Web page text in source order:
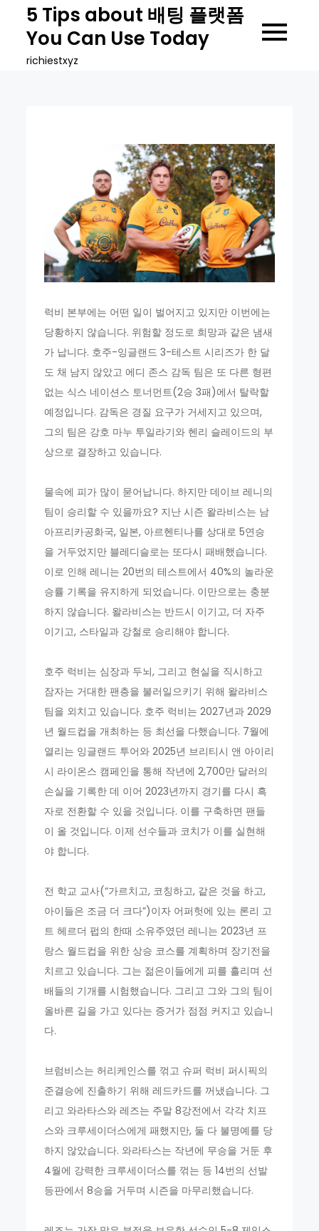
content
5 Tips about 배팅 플랫폼
You Can Use Today
richiestxyz
럭비 본부에는 어떤 일이 벌어지고 있지만 이번에는
당황하지 않습니다. 위험할 정도로 희망과 같은 냄새
가 납니다. 호주-잉글랜드 3-테스트 시리즈가 한 달
도 채 남지 않았고 에디 존스 감독 팀은 또 다른 형편
없는 식스 네이션스 토너먼트(2승 3패)에서 탈락할
예정입니다. 감독은 경질 요구가 거세지고 있으며,
그의 팀은 강호 마누 투일라기와 헨리 슬레이드의 부
상으로 결장하고 있습니다.
물속에 피가 많이 묻어납니다. 하지만 데이브 레니의
팀이 승리할 수 있을까요? 지난 시즌 왈라비스는 남
아프리카공화국, 일본, 아르헨티나를 상대로 5연승
을 거두었지만 블레디슬로는 또다시 패배했습니다.
이로 인해 레니는 20번의 테스트에서 40%의 놀라운
승률 기록을 유지하게 되었습니다. 이만으로는 충분
하지 않습니다. 왈라비스는 반드시 이기고, 더 자주
이기고, 스타일과 강철로 승리해야 합니다.
호주 럭비는 심장과 두뇌, 그리고 현실을 직시하고
잠자는 거대한 팬층을 불러일으키기 위해 왈라비스
팀을 외치고 있습니다. 호주 럭비는 2027년과 2029
년 월드컵을 개최하는 등 최선을 다했습니다. 7월에
열리는 잉글랜드 투어와 2025년 브리티시 앤 아이리
시 라이온스 캠페인을 통해 작년에 2,700만 달러의
손실을 기록한 데 이어 2023년까지 경기를 다시 흑
자로 전환할 수 있을 것입니다. 이를 구축하면 팬들
이 올 것입니다. 이제 선수들과 코치가 이를 실현해
야 합니다.
전 학교 교사(“가르치고, 코칭하고, 같은 것을 하고,
아이들은 조금 더 크다”)이자 어퍼헛에 있는 론리 고
트 헤르더 펍의 한때 소유주였던 레니는 2023년 프
랑스 월드컵을 위한 상승 코스를 계획하며 장기전을
치르고 있습니다. 그는 젊은이들에게 피를 흘리며 선
배들의 기개를 시험했습니다. 그리고 그와 그의 팀이
올바른 길을 가고 있다는 증거가 점점 커지고 있습니
다.
브럼비스는 허리케인스를 꺾고 슈퍼 럭비 퍼시픽의
준결승에 진출하기 위해 레드카드를 꺼냈습니다. 그
리고 와라타스와 레즈는 주말 8강전에서 각각 치프
스와 크루세이더스에게 패했지만, 둘 다 불명예를 당
하지 않았습니다. 와라타스는 작년에 무승을 거둔 후
4월에 강력한 크루세이더스를 꺾는 등 14번의 선발
등판에서 8승을 거두며 시즌을 마무리했습니다.